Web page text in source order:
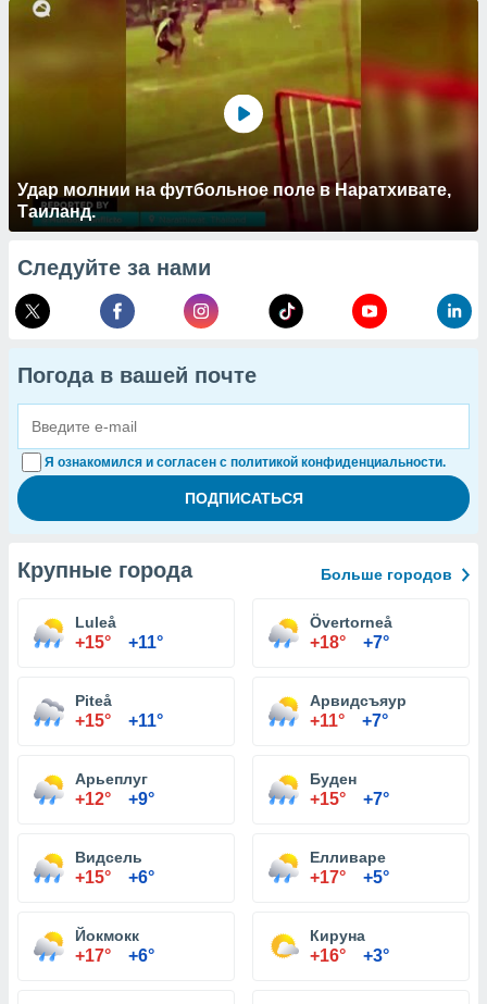
Удар молнии на футбольное поле в Наратхивате,
Таиланд.
Следуйте за нами
Погода в вашей почте
Я ознакомился и согласен с политикой конфиденциальности.
Крупные города Больше городов
Luleå
+15° +11°
Övertorneå
+18° +7°
Piteå
+15° +11°
Арвидсъяур
+11° +7°
Арьеплуг
+12° +9°
Буден
+15° +7°
Видсель
+15° +6°
Елливаре
+17° +5°
Йокмокк
+17° +6°
Кируна
+16° +3°